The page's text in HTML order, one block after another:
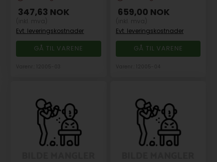
347,63 NOK
Evt. leveringskostnader
GÅ TIL VARENE
659,00 NOK
Evt. leveringskostnader
GÅ TIL VARENE